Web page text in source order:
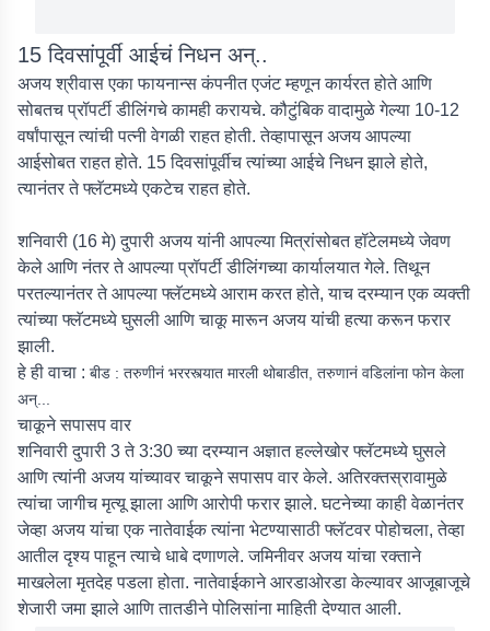
15 दिवसांपूर्वी आईचं निधन अन्..
अजय श्रीवास एका फायनान्स कंपनीत एजंट म्हणून कार्यरत होते आणि
सोबतच प्रॉपर्टी डीलिंगचे कामही करायचे. कौटुंबिक वादामुळे गेल्या 10-12
वर्षांपासून त्यांची पत्नी वेगळी राहत होती. तेव्हापासून अजय आपल्या
आईसोबत राहत होते. 15 दिवसांपूर्वीच त्यांच्या आईचे निधन झाले होते,
त्यानंतर ते फ्लॅटमध्ये एकटेच राहत होते.
शनिवारी (16 मे) दुपारी अजय यांनी आपल्या मित्रांसोबत हॉटेलमध्ये जेवण
केले आणि नंतर ते आपल्या प्रॉपर्टी डीलिंगच्या कार्यालयात गेले. तिथून
परतल्यानंतर ते आपल्या फ्लॅटमध्ये आराम करत होते, याच दरम्यान एक व्यक्ती
त्यांच्या फ्लॅटमध्ये घुसली आणि चाकू मारून अजय यांची हत्या करून फरार
झाली.
हे ही वाचा : बीड : तरुणीनं भररस्त्यात मारली थोबाडीत, तरुणानं वडिलांना फोन केला
अन्...
चाकूने सपासप वार
शनिवारी दुपारी 3 ते 3:30 च्या दरम्यान अज्ञात हल्लेखोर फ्लॅटमध्ये घुसले
आणि त्यांनी अजय यांच्यावर चाकूने सपासप वार केले. अतिरक्तस्रावामुळे
त्यांचा जागीच मृत्यू झाला आणि आरोपी फरार झाले. घटनेच्या काही वेळानंतर
जेव्हा अजय यांचा एक नातेवाईक त्यांना भेटण्यासाठी फ्लॅटवर पोहोचला, तेव्हा
आतील दृश्य पाहून त्याचे धाबे दणाणले. जमिनीवर अजय यांचा रक्ताने
माखलेला मृतदेह पडला होता. नातेवाईकाने आरडाओरडा केल्यावर आजूबाजूचे
शेजारी जमा झाले आणि तातडीने पोलिसांना माहिती देण्यात आली.